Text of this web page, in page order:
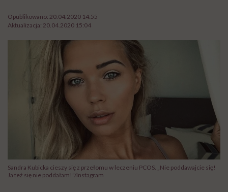
Opublikowano: 20.04.2020 14:55
Aktualizacja: 20.04.2020 15:04
Sandra Kubicka cieszy się z przełomu w leczeniu PCOS. „Nie poddawajcie się!
Ja też się nie poddałam!”/Instagram